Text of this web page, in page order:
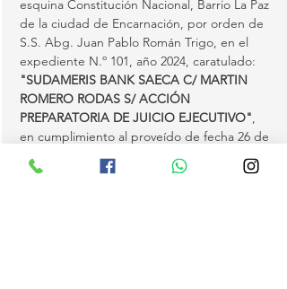
esquina Constitución Nacional, Barrio La Paz
de la ciudad de Encarnación, por orden de
S.S. Abg. Juan Pablo Román Trigo, en el
expediente N.º 101, año 2024, caratulado:
"SUDAMERIS BANK SAECA C/ MARTIN
ROMERO RODAS S/ ACCIÓN
PREPARATORIA DE JUICIO EJECUTIVO",
en cumplimiento al proveído de fecha 26 de
noviembre de 2025, procederé a la venta en
pública subasta de los bienes inmuebles